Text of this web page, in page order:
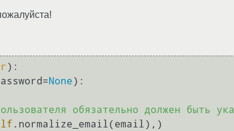
):
None):
обязательно должен быть
.normalize_email(email),)